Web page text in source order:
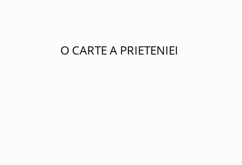
O CARTE A PRIETENIEI